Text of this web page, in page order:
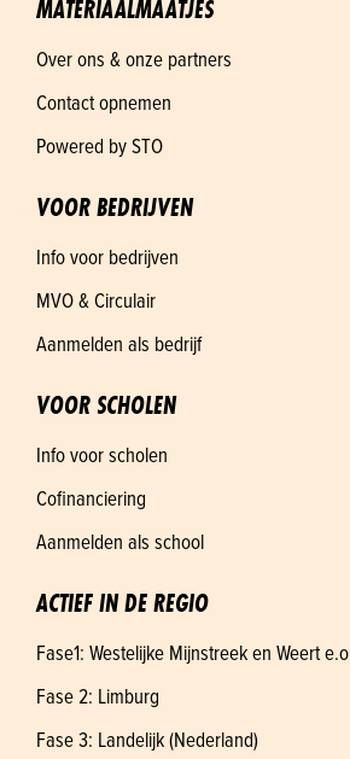
MATERIAALMAATJES
Over ons & onze partners
Contact opnemen
Powered by STO
VOOR BEDRIJVEN
Info voor bedrijven
MVO & Circulair
Aanmelden als bedrijf
VOOR SCHOLEN
Info voor scholen
Cofinanciering
Aanmelden als school
ACTIEF IN DE REGIO
Fase1: Westelijke Mijnstreek en Weert e.o
Fase 2: Limburg
Fase 3: Landelijk (Nederland)